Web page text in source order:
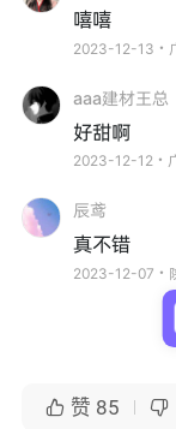
嘻嘻
2023-12-13・
aaa建材王总
好甜啊
2023-12-12・
辰鸢
真不错
2023-12-07・
 赞 85 